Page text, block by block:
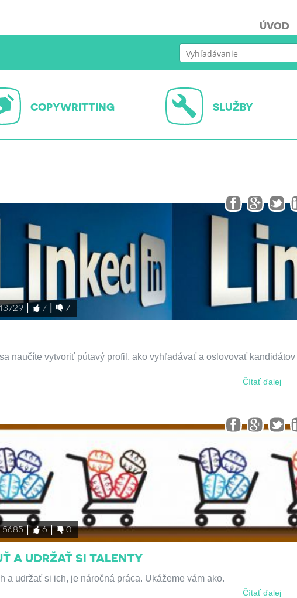
ÚVOD
COPYWRITTING SLUŽBY
13729 7 7
naučíte vytvoriť pútavý profil, ako vyhľadávať a oslovovať kandidátov
Čítať ďalej
5685 6 0
A UDRŽAŤ SI TALENTY
udržať si ich, je náročná práca. Ukážeme vám ako.
Čítať ďalej